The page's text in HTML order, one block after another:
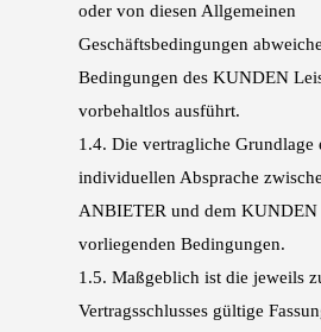
oder von diesen Allgemeinen
Geschäftsbedingungen
Bedingungen des KUNDEN
vorbehaltlos ausführt.
1.4. Die vertragliche Grundlage
individuellen Absprache
ANBIETER und dem KUNDEN
vorliegenden Bedingungen.
1.5. Maßgeblich ist die jeweils
Vertragsschlusses gültige